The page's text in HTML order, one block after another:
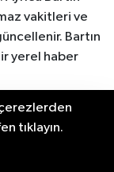
vakitleri ve
Bartın
yerel haber
Durumu
tıklayın.
4